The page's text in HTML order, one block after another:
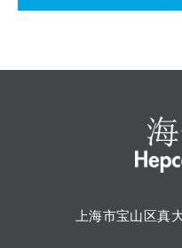
上海市宝山区真